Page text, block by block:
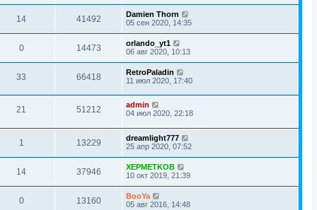
14 41492
Damien Thorn
05 сен 2020, 14:35
0 14473
orlando_yt1
06 авг 2020, 10:13
33 66418
RetroPaladin
11 июл 2020, 17:40
21 51212
admin
04 июл 2020, 22:18
1 13229
dreamlight777
25 апр 2020, 07:52
14 37946
XEPMETKOB
10 окт 2019, 21:39
0 13160
BooYa
05 авг 2016, 14:48